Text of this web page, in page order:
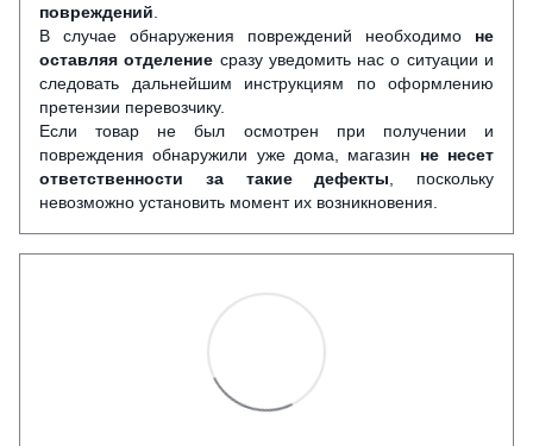
повреждений
В случае обнаружения повреждений необходимо не
оставляя отделение сразу уведомить нас о ситуации и
следовать дальнейшим инструкциям по оформлению
претензии перевозчику.
Если товар не был осмотрен при получении и
повреждения обнаружили уже дома, магазин не несет
ответственности за такие дефекты , поскольку
невозможно установить момент их возникновения.